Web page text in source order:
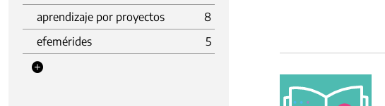
aprendizaje por proyectos
8
efemérides
5